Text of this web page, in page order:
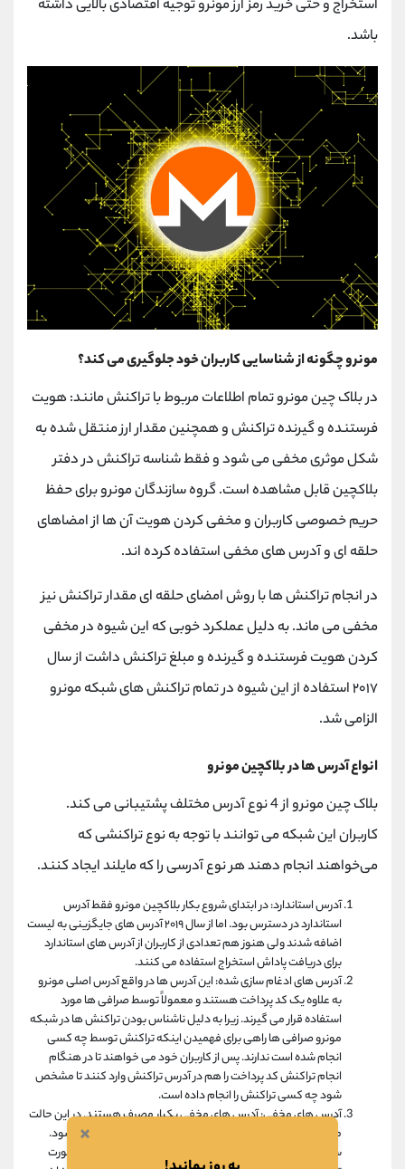
استخراج و حتی خرید رمز ارز مونرو توجیه اقتصادی بالایی داشته
باشد.
مونرو چگونه از شناسایی کاربران خود جلوگیری می کند؟
در بلاک چین مونرو تمام اطلاعات مربوط با تراکنش مانند: هویت
فرستنده و گیرنده تراکنش و همچنین مقدار ارز منتقل شده به
شکل موثری مخفی می شود و فقط شناسه تراکنش در دفتر
بلاکچین قابل مشاهده است. گروه سازندگان مونرو برای حفظ
حریم خصوصی کاربران و مخفی کردن هویت آن ها از امضاهای
حلقه ای و آدرس های مخفی استفاده کرده اند.
در انجام تراکنش ها با روش امضای حلقه ای مقدار تراکنش نیز
مخفی می ماند. به دلیل عملکرد خوبی که این شیوه در مخفی
کردن هویت فرستنده و گیرنده و مبلغ تراکنش داشت از سال
۲۰۱۷ استفاده از این شیوه در تمام تراکنش های شبکه مونرو
الزامی شد.
انواع آدرس ها در بلاکچین مونرو
بلاک چین مونرو از 4 نوع آدرس مختلف پشتیبانی می کند.
کاربران این شبکه می توانند با توجه به نوع تراکنشی که
می‌خواهند انجام دهند هر نوع آدرسی را که مایلند ایجاد کنند.
آدرس استاندارد: در ابتدای شروع بکار بلاکچین مونرو فقط آدرس
استاندارد در دسترس بود. اما از سال ۲۰۱۹ آدرس های جایگزینی به لیست
اضافه شدند ولی هنوز هم تعدادی از کاربران از آدرس های استاندارد
برای دریافت پاداش استخراج استفاده می کنند.
آدرس های ادغام سازی شده: این آدرس ها در واقع آدرس اصلی مونرو
به علاوه یک کد پرداخت هستند و معمولاً توسط صرافی ها مورد
استفاده قرار می گیرند. زیرا به دلیل ناشناس بودن تراکنش ها در شبکه
مونرو صرافی ها راهی برای فهمیدن اینکه تراکنش توسط چه کسی
انجام شده است ندارند. پس از کاربران خود می خواهند تا در هنگام
انجام تراکنش کد پرداخت را هم در آدرس تراکنش وارد کنند تا مشخص
شود چه کسی تراکنش را انجام داده است.
آدرس های مخفی: آدرس های مخفی یکبار مصرف هستند. در این حالت
مبلغ مورد نظر مستقیما از یک آدرس به آدرس دیگر واریز نمی شود.
سازوکار آدرس های مخفی به این شکل است که فرستنده به صورت
×